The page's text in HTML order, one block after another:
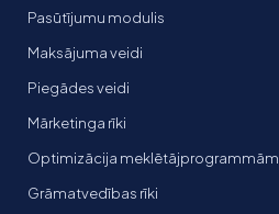
Pasūtījumu modulis
Maksājuma veidi
Piegādes veidi
Mārketinga rīki
Optimizācija meklētājprogrammām
Grāmatvedības rīki